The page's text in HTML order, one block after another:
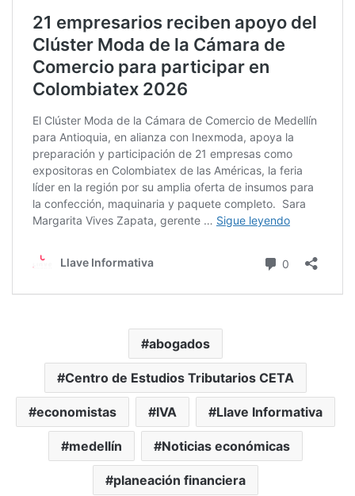
abogados
Centro de Estudios Tributarios CETA
economistas IVA Llave Informativa
medellín Noticias económicas
planeación financiera